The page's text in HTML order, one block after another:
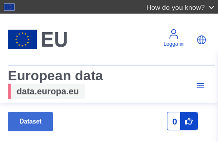
How do you know?
Logga in
European data
data.europa.eu
Dataset 0